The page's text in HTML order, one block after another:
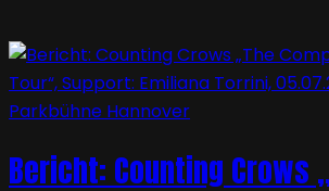
Bericht: Counting Crows